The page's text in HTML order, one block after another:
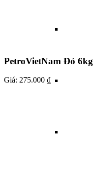
PetroVietNam Đỏ 6kg
Giá: 275.000 ₫